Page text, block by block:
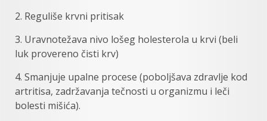
2. Reguliše krvni pritisak
3. Uravnotežava nivo lošeg holesterola u krvi (beli
luk provereno čisti krv)
4. Smanjuje upalne procese (poboljšava zdravlje kod
artritisa, zadržavanja tečnosti u organizmu i leči
bolesti mišića).